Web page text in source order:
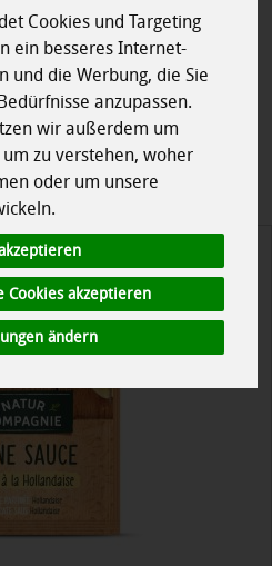
Cookies und Targeting
ein besseres Internet-
und die Werbung, die Sie
anzupassen.
wir außerdem um
um zu verstehen, woher
oder um unsere
Cookies akzeptieren
ändern